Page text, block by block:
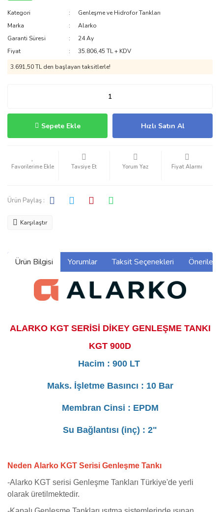
Kategori
Genleşme ve Hidrofor Tankları
Marka
Alarko
Garanti Süresi
24 Ay
Fiyat
35.806,45 TL + KDV
3.691,50 TL den başlayan taksitlerle!
Sepete Ekle Hızlı Satın Al
Tavsiye Et Yorum Yaz Fiyat Alarmı
Ürün Paylaş :
Karşılaştır
Ürün Bilgisi Yorumlar Taksit Seçenekleri
ALARKO KGT SERİSİ DİKEY GENLEŞME TANKI
KGT 900D
Hacim : 900 LT
Maks. İşletme Basıncı : 10 Bar
Membran Cinsi : EPDM
Su Bağlantısı (inç) : 2"
Neden Alarko KGT Serisi Genleşme Tankı
-Alarko KGT serisi Genleşme Tankları Türkiye'de yerli
olarak üretilmektedir.